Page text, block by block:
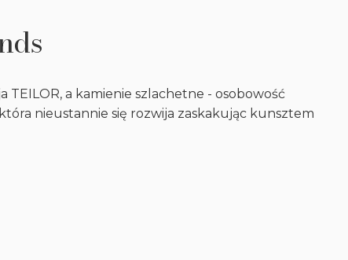
TEILOR, a kamienie szlachetne - osobowość
nieustannie się rozwija zaskakując kunsztem